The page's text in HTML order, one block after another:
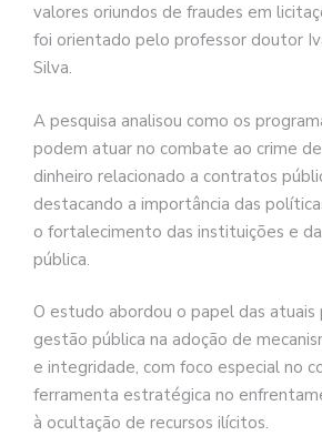
valores oriundos de fraudes em
foi orientado pelo professor doutor
Silva.
A pesquisa analisou como os
podem atuar no combate ao crime
dinheiro relacionado a contratos
destacando a importância das
o fortalecimento das instituições e
pública.
O estudo abordou o papel das atuais
gestão pública na adoção de
e integridade, com foco especial no
ferramenta estratégica no
à ocultação de recursos ilícitos.